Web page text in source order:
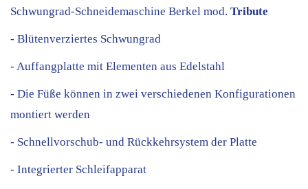
Schwungrad-Schneidemaschine Berkel mod. Tribute
- Blütenverziertes Schwungrad
- Auffangplatte mit Elementen aus Edelstahl
- Die Füße können in zwei verschiedenen Konfigurationen
montiert werden
- Schnellvorschub- und Rückkehrsystem der Platte
- Integrierter Schleifapparat